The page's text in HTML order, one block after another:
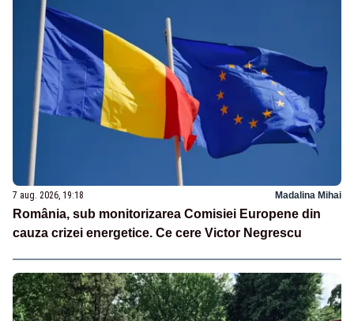
7 aug. 2026, 19:18 Madalina Mihai
România, sub monitorizarea Comisiei Europene din
cauza crizei energetice. Ce cere Victor Negrescu